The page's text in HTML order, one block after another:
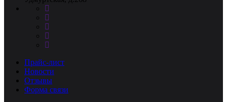
Прайс-лист
Новости
Отзывы
Форма связи